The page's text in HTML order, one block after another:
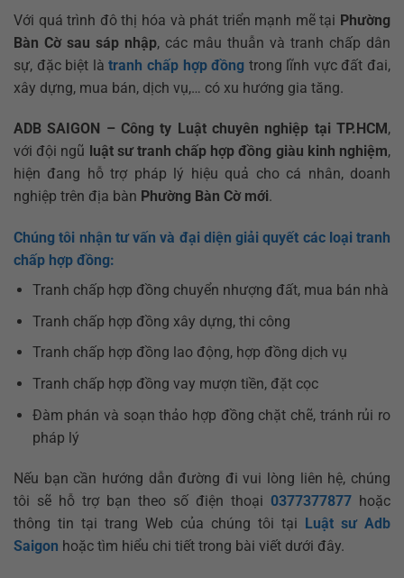
Với quá trình đô thị hóa và phát triển mạnh mẽ tại Phường
Bàn Cờ sau sáp nhập, các mâu thuẫn và tranh chấp dân
sự, đặc biệt làtranh chấp hợp đồng trong lĩnh vực đất đai,
xây dựng, mua bán, dịch vụ,… có xu hướng gia tăng.
ADB SAIGON – Công ty Luật chuyên nghiệp tại TP.HCM ,
với đội ngũ luật sư tranh chấp hợp đồng giàu kinh nghiệm,
hiện đang hỗ trợ pháp lý hiệu quả cho cá nhân, doanh
nghiệp trên địa bàn Phường Bàn Cờ mới.
Chúng tôi nhận tư vấn và đại diện giải quyết các loại tranh
chấp hợp đồng:
Tranh chấp hợp đồng chuyển nhượng đất, mua bán nhà
Tranh chấp hợp đồng xây dựng, thi công
Tranh chấp hợp đồng lao động, hợp đồng dịch vụ
Tranh chấp hợp đồng vay mượn tiền, đặt cọc
Đàm phán và soạn thảo hợp đồng chặt chẽ, tránh rủi ro
pháp lý
Nếu bạn cần hướng dẫn đường đi vui lòng liên hệ, chúng
tôi sẽ hỗ trợ bạn theo số điện thoại 0377377877 hoặc
thông tin tại trang Web của chúng tôi tại
Luật sư Adb
Saigon hoặc tìm hiểu chi tiết trong bài viết dưới đây.